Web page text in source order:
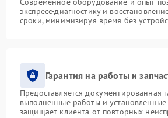
экспресс-диагностику и
сроки, минимизируя время без
Гарантия на работы и
Предоставляется документированная
выполненные работы и установленные
защищает клиента от повторных